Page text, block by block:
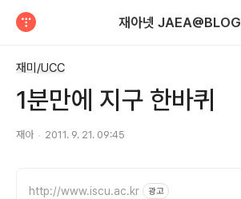
재아넷 JAEA@BLOG
재미/UCC
1분만에 지구 한바퀴
재아 2011. 9. 21. 09:45
http://www.iscu.ac.kr 광고